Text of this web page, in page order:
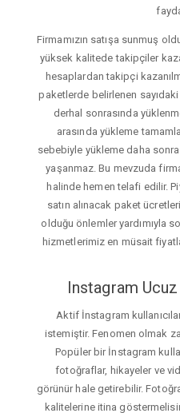
Firmamızın satışa sunmuş
yüksek kalitede takipçiler
hesaplardan takipçi
paketlerde belirlenen
derhal sonrasında
arasında yükleme
sebebiyle yükleme daha
yaşanmaz. Bu mevzuda
halinde hemen telafi edilir.
satın alınacak paket
olduğu önlemler yardımıyla
hizmetlerimiz en müsait
Instagram
Aktif İnstagram
istemiştir. Fenomen olmak
Popüler bir İnstagram
fotoğraflar, hikayeler ve
görünür hale getirebilir.
kalitelerine itina